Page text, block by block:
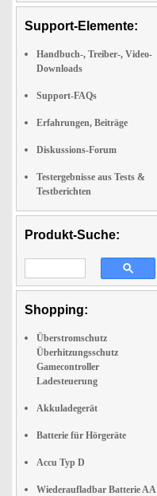
Support-Elemente:
Handbuch-, Treiber-, Video-
Downloads
Support-FAQs
Erfahrungen, Beiträge
Diskussions-Forum
Testergebnisse aus Tests &
Testberichten
Produkt-Suche:
Shopping:
Überstromschutz
Überhitzungsschutz
Gamecontroller
Ladesteuerung
Akkuladegerät
Batterie für Hörgeräte
Accu Typ D
Wiederaufladbar Batterie AA